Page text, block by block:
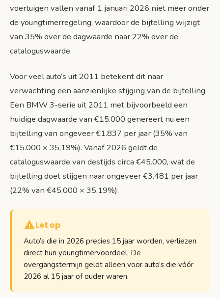
voertuigen vallen vanaf 1 januari 2026 niet meer onder
de youngtimerregeling, waardoor de bijtelling wijzigt
van 35% over de dagwaarde naar 22% over de
cataloguswaarde.
Voor veel auto’s uit 2011 betekent dit naar
verwachting een aanzienlijke stijging van de bijtelling.
Een BMW 3-serie uit 2011 met bijvoorbeeld een
huidige dagwaarde van €15.000 genereert nu een
bijtelling van ongeveer €1.837 per jaar (35% van
€15.000 × 35,19%). Vanaf 2026 geldt de
cataloguswaarde van destijds circa €45.000, wat de
bijtelling doet stijgen naar ongeveer €3.481 per jaar
(22% van €45.000 × 35,19%).
Let op
Auto’s die in 2026 precies 15 jaar worden, verliezen
direct hun youngtimervoordeel. De
overgangstermijn geldt alleen voor auto’s die vóór
2026 al 15 jaar of ouder waren.